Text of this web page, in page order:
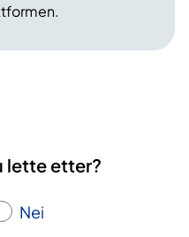
lette etter?
Nei